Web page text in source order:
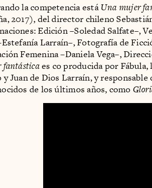
la competencia estáUna mujer
2017), del director chileno
Edición –Soledad Salfate–,
Larraín–, Fotografía de
Femenina –Daniela Vega–,
fantásticaes co producida por Fábula,
y Juan de Dios Larraín, y
de los últimos años, como